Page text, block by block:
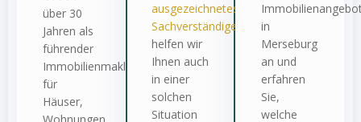
über 30
Jahren als
führender
Immobilienmakler
für
Häuser,
ausgezeichnetes
Sachverständigenbüro
helfen wir
Ihnen auch
in einer
solchen
Situation
in
Merseburg
an und
erfahren
Sie,
welche